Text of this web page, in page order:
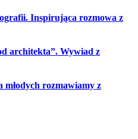
Inspirująca rozmowa z
architekta”. Wywiad z
młodych rozmawiamy z